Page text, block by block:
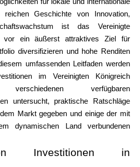
Rechner
Blog
reichen Geschichte von Innovation,
ist das Vereinigte
vor ein äußerst attraktives Ziel für
diversifizieren und hohe Renditen
umfassenden Leitfaden werden
im Vereinigten Königreich
verfügbaren
untersucht, praktische Ratschläge
Markt gegeben und einige der mit
dynamischen Land verbundenen
Investitionen in